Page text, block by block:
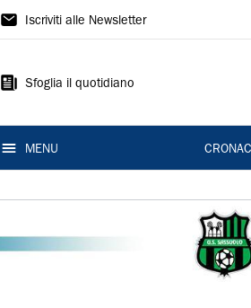
Gazzetta
Modena
Iscriviti alle Newsletter
Sfoglia il quotidiano
MENU